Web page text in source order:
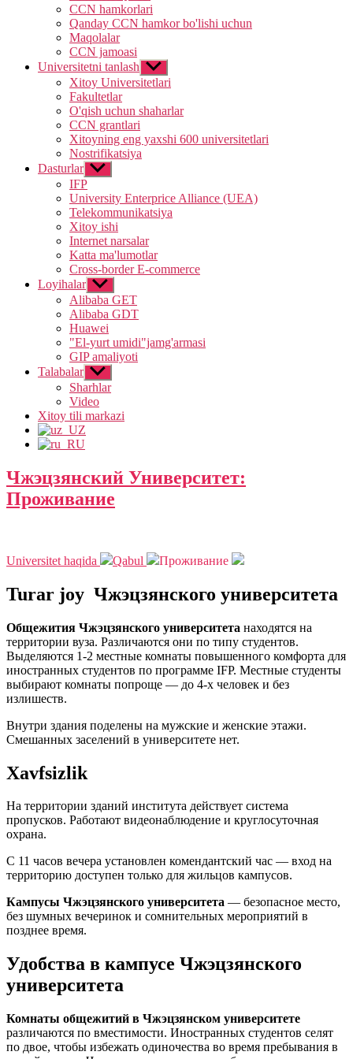
CCN hamkorlari
Qanday CCN hamkor bo'lishi uchun
Maqolalar
CCN jamoasi
Universitetni tanlash Show
sub
menu
Xitoy Universitetlari
Fakultetlar
O'qish uchun shaharlar
CCN grantlari
Xitoyning eng yaxshi 600 universitetlari
Nostrifikatsiya
Dasturlar Show
sub
menu
IFP
University Enterprice Alliance (UEA)
Telekommunikatsiya
Xitoy ishi
Internet narsalar
Katta ma'lumotlar
Cross-border E-commerce
Loyihalar Show
sub
menu
Alibaba GET
Alibaba GDT
Huawei
"El-yurt umidi"jamg'armasi
GIP amaliyoti
Talabalar Show
sub
menu
Sharhlar
Video
Xitoy tili markazi
Чжэцзянский Университет​:
Проживание
Universitet haqida Qabul Проживание
Turar joy Чжэцзянского университета
Общежития Чжэцзянского университета находятся на
территории вуза. Различаются они по типу студентов.
Выделяются 1-2 местные комнаты повышенного комфорта для
иностранных студентов по программе IFP. Местные студенты
выбирают комнаты попроще — до 4-х человек и без
излишеств.
Внутри здания поделены на мужские и женские этажи.
Смешанных заселений в университете нет.
Xavfsizlik
На территории зданий института действует система
пропусков. Работают видеонаблюдение и круглосуточная
охрана.
С 11 часов вечера установлен комендантский час — вход на
территорию доступен только для жильцов кампусов.
Кампусы Чжэцзянского университета — безопасное место,
без шумных вечеринок и сомнительных мероприятий в
позднее время.
Удобства в кампусе Чжэцзянского
университета
Комнаты общежитий в Чжэцзянском университете
различаются по вместимости. Иностранных студентов селят
по двое, чтобы избежать одиночества во время пребывания в